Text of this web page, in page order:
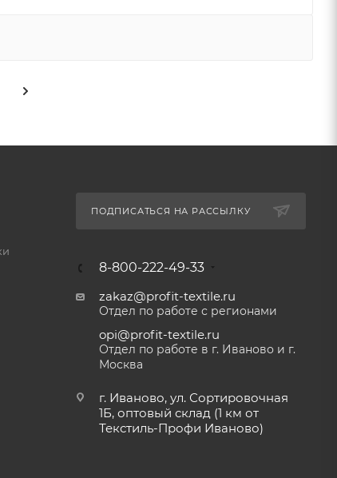
ПОДПИСАТЬСЯ НА РАССЫЛКУ
8-800-222-49-33
zakaz@profit-textile.ru
Отдел по работе с регионами
opi@profit-textile.ru
Отдел по работе в г. Иваново и г.
Москва
г. Иваново, ул. Сортировочная
1Б, оптовый склад (1 км от
Текстиль-Профи Иваново)